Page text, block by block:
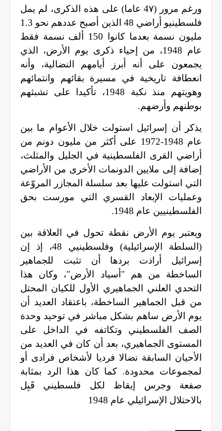
ورغم مرور (4٧ عاما) على هذه الذكرى، لم يمل
فلسطينيو أراضي 48 الذين أصبح عددهم نحو 1.3
مليون نسمة بعدما كانوا 150 ألف نسمة فقط
عام 1948، من إحياء ذكرى يوم الأرض، الذي
يجمعون على أنه أبرز أيامهم النضالية، وأنه
انعطافة تاريخية في مسيرة بقائهم وانتمائهم
وهويتهم منذ نكبة 1948، تأكيدا على تشبثهم
بوطنهم وأرضهم.
يذكر أن إسرائيل استولت خلال الأعوام ما بين
عام 1948-1972 على أكثر من مليون دونم من
أراضي القرى الفلسطينية في الجليل والمثلث،
إضافة إلى ملايين الدونمات الأخرى من الأراضي
التي استولت عليها بعد سلسلة المجازر المروّعة
وعمليات الإبعاد القسري التي مورست بحق
الفلسطينيين عام 1948
.
ويعتبر يوم الأرض نقطة تحول في العلاقة بين
(السلطة الإسرائيلية) وفلسطينيي 48، إذ إن
إسرائيل أرادت بردها أن تثبت للجماهير
الساخطة من هم "أسياد الأرض"، وكان هذا
التحدي العلني الجماهيري الأول للكيان المحتل
من قبل الجماهير الساخطة، باعتقاد العديد أن
يوم الأرض ساهم بشكل مباشر في توحيد وحدة
الصف الفلسطيني وتكاتفه في الداخل على
المستوى الجماهيري، بعد أن كان في العديد من
الأحيان السابقة نضالا فرديا لأشخاص فرادى أو
لمجموعات محدودة. كما كان هذا الرد بمثابة
صفعة وجرس إيقاظ لكل فلسطيني قَبِل
بالاحتلال الإسرائيلي عام 1948